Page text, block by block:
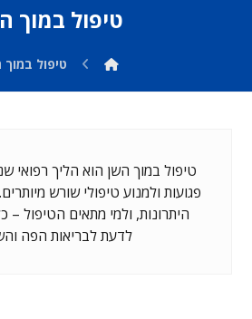
טיפול במוך
טיפול במוך
טיפול במוך השן הוא הליך רפואי
פגועות ולמנוע טיפולי שורש
היתרונות, ולמי מתאים הטיפול
לדעת לבריאות הפה